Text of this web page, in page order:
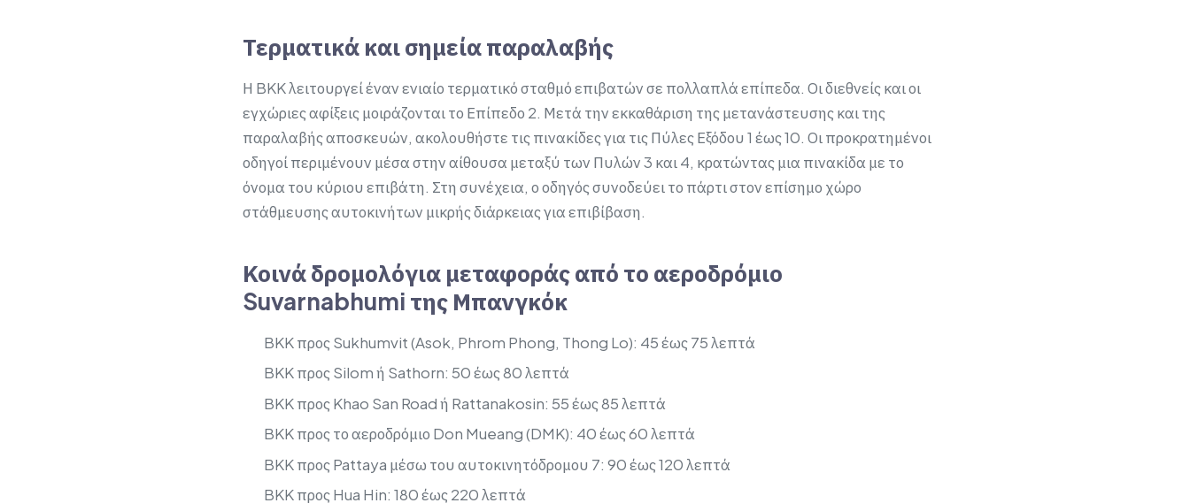
Τερματικά και σημεία παραλαβής
Η BKK λειτουργεί έναν ενιαίο τερματικό σταθμό επιβατών σε πολλαπλά επίπεδα. Οι διεθνείς και οι
εγχώριες αφίξεις μοιράζονται το Επίπεδο 2. Μετά την εκκαθάριση της μετανάστευσης και της
παραλαβής αποσκευών, ακολουθήστε τις πινακίδες για τις Πύλες Εξόδου 1 έως 10. Οι προκρατημένοι
οδηγοί περιμένουν μέσα στην αίθουσα μεταξύ των Πυλών 3 και 4, κρατώντας μια πινακίδα με το
όνομα του κύριου επιβάτη. Στη συνέχεια, ο οδηγός συνοδεύει το πάρτι στον επίσημο χώρο
στάθμευσης αυτοκινήτων μικρής διάρκειας για επιβίβαση.
Κοινά δρομολόγια μεταφοράς από το αεροδρόμιο
Suvarnabhumi της Μπανγκόκ
BKK προς Sukhumvit (Asok, Phrom Phong, Thong Lo): 45 έως 75 λεπτά
BKK προς Silom ή Sathorn: 50 έως 80 λεπτά
BKK προς Khao San Road ή Rattanakosin: 55 έως 85 λεπτά
BKK προς το αεροδρόμιο Don Mueang (DMK): 40 έως 60 λεπτά
BKK προς Pattaya μέσω του αυτοκινητόδρομου 7: 90 έως 120 λεπτά
BKK προς Hua Hin: 180 έως 220 λεπτά